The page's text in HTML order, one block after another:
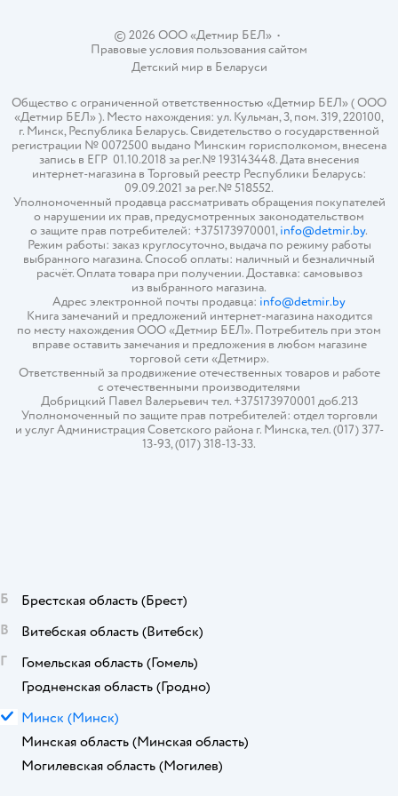
© 2026 ООО «Детмир БЕЛ»•
Правовые условия пользования сайтом
Детский мир в Беларуси
Общество с ограниченной ответственностью «Детмир БЕЛ» ( ООО
«Детмир БЕЛ» ). Место нахождения: ул. Кульман, 3, пом. 319, 220100,
г. Минск, Республика Беларусь. Свидетельство о государственной
регистрации № 0072500 выдано Минским горисполкомом, внесена
запись в ЕГР 01.10.2018 за рег.№ 193143448. Дата внесения
интернет-магазина в Торговый реестр Республики Беларусь:
09.09.2021 за рег.№ 518552.
Уполномоченный продавца рассматривать обращения покупателей
о нарушении их прав, предусмотренных законодательством
о защите прав потребителей: +375173970001,info@detmir.by.
Режим работы: заказ круглосуточно, выдача по режиму работы
выбранного магазина. Способ оплаты: наличный и безналичный
расчёт. Оплата товара при получении. Доставка: самовывоз
из выбранного магазина.
Адрес электронной почты продавца: info@detmir.by
Книга замечаний и предложений интернет-магазина находится
по месту нахождения ООО «Детмир БЕЛ». Потребитель при этом
вправе оставить замечания и предложения в любом магазине
торговой сети «Детмир».
Ответственный за продвижение отечественных товаров и работе
с отечественными производителями
Добрицкий Павел Валерьевич тел. +375173970001 доб.213
Уполномоченный по защите прав потребителей: отдел торговли
и услуг Администрация Советского района г. Минска, тел. (017) 377-
13-93, (017) 318-13-33.
Б Брестская область (Брест)
В
Витебская область (Витебск)
Г
Гомельская область (Гомель)
Гродненская область (Гродно)
М Минск (Минск)
Минская область (Минская область)
Могилевская область (Могилев)